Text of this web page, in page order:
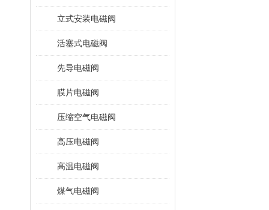
立式安装电磁阀
活塞式电磁阀
先导电磁阀
膜片电磁阀
压缩空气电磁阀
高压电磁阀
高温电磁阀
煤气电磁阀